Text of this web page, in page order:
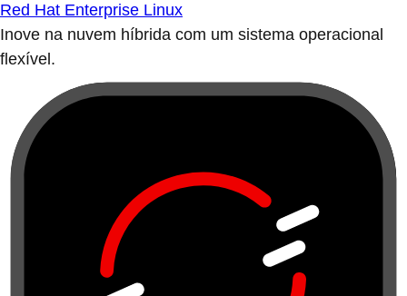
Red Hat Enterprise Linux
Inove na nuvem híbrida com um sistema operacional
flexível.